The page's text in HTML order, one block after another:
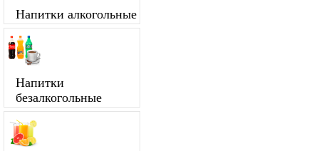
Напитки алкогольные
Напитки
безалкогольные